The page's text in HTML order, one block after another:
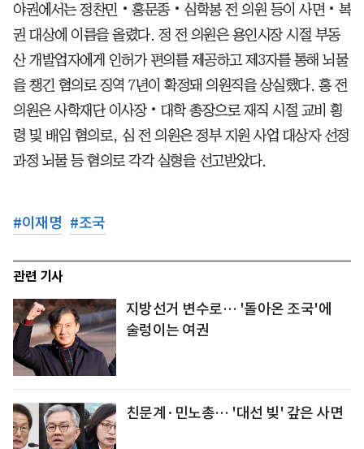
야권에서는 정찬민‧홍문종‧심학봉 전 의원 등이 사면‧복
권 대상에 이름을 올렸다. 정 전 의원은 용인시장 시절 부동
산 개발업자에게 인허가 편의를 제공하고 제3자를 통해 뇌물
을 챙긴 혐의로 징역 7년이 확정돼 의원직을 상실했다. 홍 전
의원은 사학재단 이사장‧대학 총장으로 재직 시절 교비 횡
령 및 배임 혐의로, 심 전 의원은 정부 지원 사업 대상자 선정
과정 뇌물 등 혐의로 각각 실형을 선고받았다.
#이재명 #조국
관련 기사
지방선거 변수로… '돌아온 조국'에
술렁이는 여권
친문계·민노총… '대선 빚' 갚은 사면